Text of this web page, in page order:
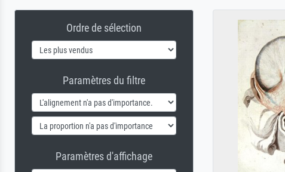
Ordre de sélection
Paramètres du filtre
Paramètres d'affichage